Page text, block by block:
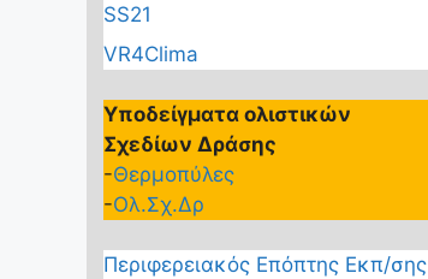
SS21
VR4Clima
Υποδείγματα ολιστικών
Σχεδίων Δράσης
-Θερμοπύλες
-Ολ.Σχ.Δρ
Περιφερειακός Επόπτης Εκπ/σης